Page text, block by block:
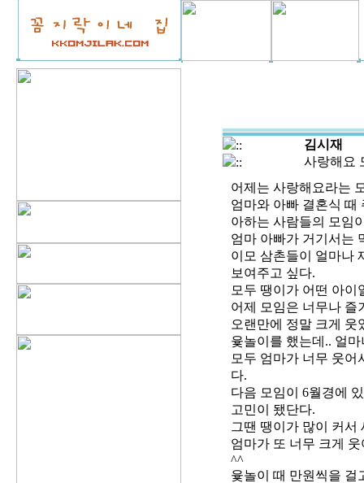
::
김시재
::
사랑해요
어제는 사랑해요라는
엄마와 아빠 결혼식 때
아하는 사람들의 모임
엄마 아빠가 거기서는
이모 삼촌들이 얼마나
보여주고 싶다.
모두 땡이가 어떤 아이
어제 모임은 너무나 즐
오랜만에 정말 크게 웃
윷놀이를 했는데.. 얼
모두 엄마가 너무 웃
다.
다음 모임이 6월경에
고민이 됐단다.
그땐 땡이가 많이 커서
엄마가 또 너무 크게
^^
윷놀이 때 만원씩을 걸